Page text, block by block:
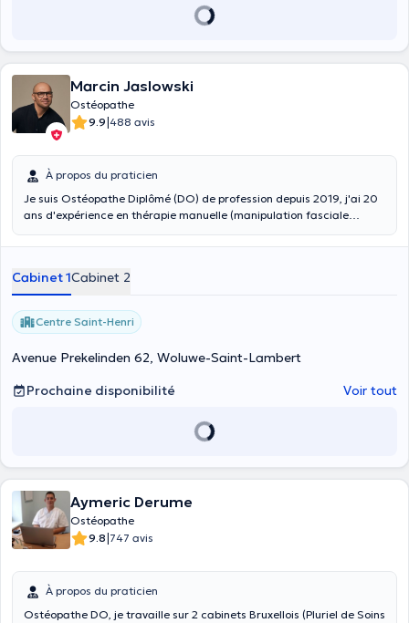
Marcin Jaslowski
Ostéopathe
9.9|488 avis
À propos du praticien
Je suis Ostéopathe Diplômé (DO) de profession depuis 2019, j'ai 20
ans d'expérience en thérapie manuelle (manipulation fasciale
sacral techniques, visceral techniques) je me spécialise dans tous
diagnostic différentiel très précis dans une approche holistique du
patient.
Cabinet 1Cabinet 2
Centre Saint-Henri
Avenue Prekelinden 62, Woluwe-Saint-Lambert
Prochaine disponibilité
Voir tout
Aymeric Derume
Ostéopathe
9.8|747 avis
À propos du praticien
Ostéopathe DO, je travaille sur 2 cabinets Bruxellois (Pluriel de Soins